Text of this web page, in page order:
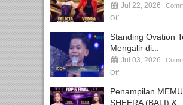
Jul 22, 2026
Off
Standing Ovation
Mengalir di...
Jul 03, 2026
Off
Penampilan
SHEERA (BALI) &...